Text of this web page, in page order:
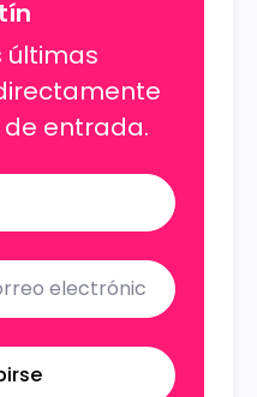
últimas
entrada.